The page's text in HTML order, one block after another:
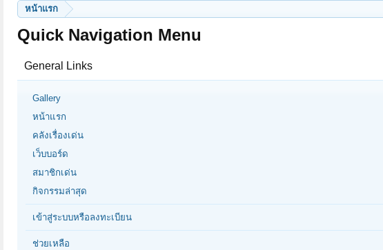
หน้าแรก
Quick Navigation Menu
General Links
Gallery
หน้าแรก
คลังเรื่องเด่น
เว็บบอร์ด
สมาชิกเด่น
กิจกรรมล่าสุด
เข้าสู่ระบบหรือลงทะเบียน
ช่วยเหลือ